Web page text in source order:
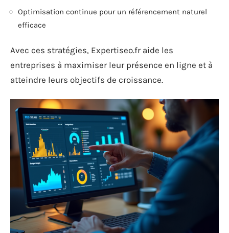
Optimisation continue pour un référencement naturel
efficace
Avec ces stratégies, Expertiseo.fr aide les
entreprises à maximiser leur présence en ligne et à
atteindre leurs objectifs de croissance.